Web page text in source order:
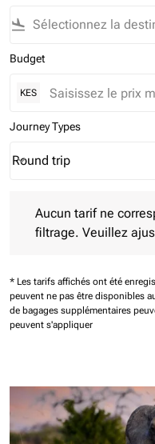
flight_land
Budget
KES
Journey Types
Journey Types option
Round trip
keyboard_arrow_down
Aucun tarif ne
filtrage. Veuillez
* Les tarifs affichés ont été
peuvent ne pas être disponibles
de bagages supplémentaires
peuvent s'appliquer